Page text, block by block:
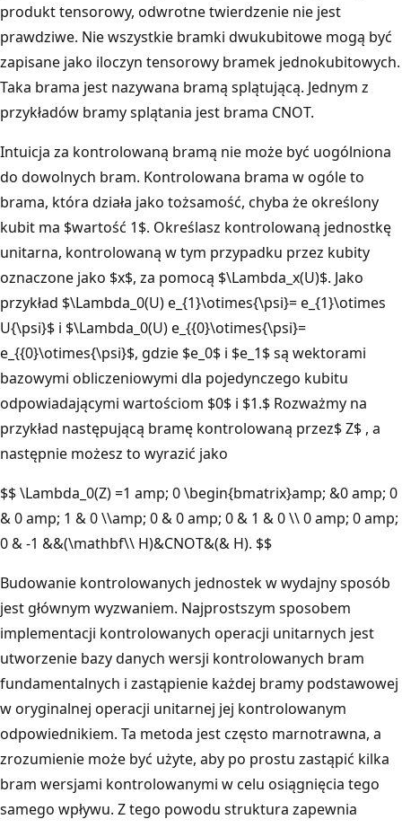
produkt tensorowy, odwrotne twierdzenie nie jest
prawdziwe. Nie wszystkie bramki dwukubitowe mogą być
zapisane jako iloczyn tensorowy bramek jednokubitowych.
Taka brama jest nazywana bramą splątującą. Jednym z
przykładów bramy splątania jest brama CNOT.
Intuicja za kontrolowaną bramą nie może być uogólniona
do dowolnych bram. Kontrolowana brama w ogóle to
brama, która działa jako tożsamość, chyba że określony
kubit ma $wartość 1$. Określasz kontrolowaną jednostkę
unitarna, kontrolowaną w tym przypadku przez kubity
oznaczone jako $x$, za pomocą $\Lambda_x(U)$. Jako
przykład $\Lambda_0(U) e_{1}\otimes{\psi}= e_{1}\otimes
U{\psi}$ i $\Lambda_0(U) e_{{0}\otimes{\psi}=
e_{{0}\otimes{\psi}$, gdzie $e_0$ i $e_1$ są wektorami
bazowymi obliczeniowymi dla pojedynczego kubitu
odpowiadającymi wartościom $0$ i $1.$ Rozważmy na
przykład następującą bramę kontrolowaną przez$ Z$ , a
następnie możesz to wyrazić jako
$$ \Lambda_0(Z) =1 amp; 0 \begin{bmatrix}amp; &0 amp; 0
& 0 amp; 1 & 0 \\amp; 0 & 0 amp; 0 & 1 & 0 \\ 0 amp; 0 amp;
0 & -1 &&(\mathbf\\ H)&CNOT&(& H). $$
Budowanie kontrolowanych jednostek w wydajny sposób
jest głównym wyzwaniem. Najprostszym sposobem
implementacji kontrolowanych operacji unitarnych jest
utworzenie bazy danych wersji kontrolowanych bram
fundamentalnych i zastąpienie każdej bramy podstawowej
w oryginalnej operacji unitarnej jej kontrolowanym
odpowiednikiem. Ta metoda jest często marnotrawna, a
zrozumienie może być użyte, aby po prostu zastąpić kilka
bram wersjami kontrolowanymi w celu osiągnięcia tego
samego wpływu. Z tego powodu struktura zapewnia